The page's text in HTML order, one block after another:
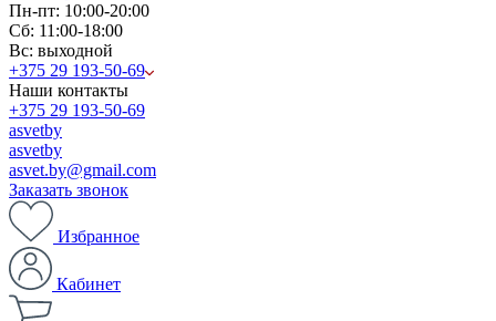
Пн-пт: 10:00-20:00
Сб: 11:00-18:00
Вс: выходной
+375 29 193-50-69
Наши контакты
+375 29 193-50-69
asvetby
asvetby
asvet.by@gmail.com
Заказать звонок
Избранное
Кабинет